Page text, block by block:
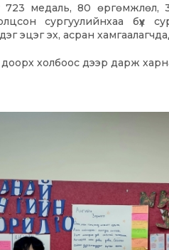
723 медаль, 80
сургуулийнхаа бүх
эцэг эх, асран
доорх холбоос дээр дарж